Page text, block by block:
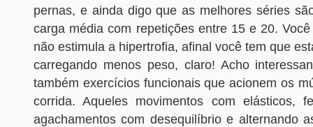
pernas, e ainda digo que as melhores séries
carga média com repetições entre 15 e 20.
não estimula a hipertrofia, afinal você tem que
carregando menos peso, claro! Acho
também exercícios funcionais que acionem os
corrida. Aqueles movimentos com elásticos,
agachamentos com desequilíbrio e alternando